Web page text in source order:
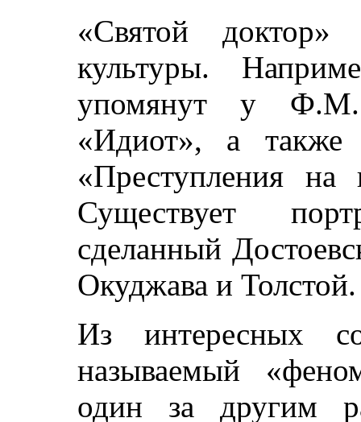
«Святой доктор»
культуры.
упомянут у Ф.М.
«Идиот», а также
«Преступления на
Существует
сделанный
Окуджава и Толстой.
Из интересных
называемый
один за другим